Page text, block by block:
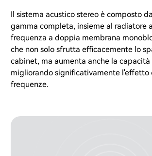
Il sistema acustico stereo è composto
gamma completa, insieme al radiatore
frequenza a doppia membrana
che non solo sfrutta efficacemente lo
cabinet, ma aumenta anche la
migliorando significativamente l'effetto
frequenze.